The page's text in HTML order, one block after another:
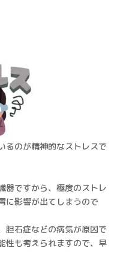
るのが精神的なストレスで
器ですから、極度のストレ
に影響が出てしまうので
胆石症などの病気が原因で
性も考えられますので、早